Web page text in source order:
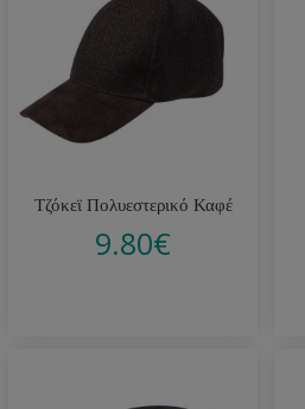
Τζόκεϊ Πολυεστερικό Καφέ
9.80€